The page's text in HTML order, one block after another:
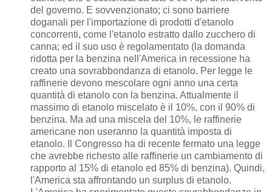
del governo. E sovvenzionato; ci sono barriere
doganali per l'importazione di prodotti d'etanolo
concorrenti, come l'etanolo estratto dallo zucchero di
canna; ed il suo uso è regolamentato (la domanda
ridotta per la benzina nell'America in recessione ha
creato una sovrabbondanza di etanolo. Per legge le
raffinerie devono mescolare ogni anno una certa
quantità di etanolo con la benzina. Attualmente il
massimo di etanolo miscelato è il 10%, con il 90% di
benzina. Ma ad una miscela del 10%, le raffinerie
americane non useranno la quantità imposta di
etanolo. Il Congresso ha di recente fermato una legge
che avrebbe richesto alle raffinerie un cambiamento di
rapporto al 15% di etanolo ed 85% di benzina). Quindi,
l'America sta affrontando un surplus di etanolo.